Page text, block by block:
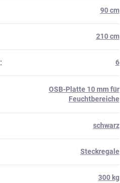
90 cm
210 cm
: 6
OSB-Platte 10 mm für
Feuchtbereiche
schwarz
Steckregale
300 kg